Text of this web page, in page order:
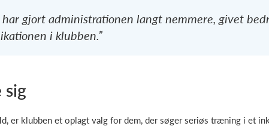
gjort administrationen langt nemmere, givet
i klubben.”
sig
er klubben et oplagt valg for dem, der søger seriøs træning i et